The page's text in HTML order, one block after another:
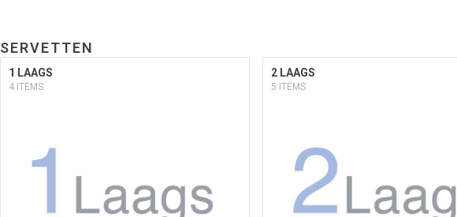
SERVETTEN
1 LAAGS
4 ITEMS
2 LAAGS
5 ITEMS